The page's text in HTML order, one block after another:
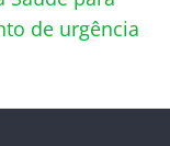
de urgência